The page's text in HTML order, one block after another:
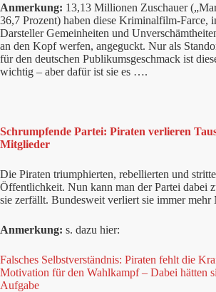
Anmerkung: 13,13 Millionen Zuschauer
36,7 Prozent) haben diese Kriminalfilm-Farce,
Darsteller Gemeinheiten und
an den Kopf werfen, angeguckt. Nur als
für den deutschen Publikumsgeschmack ist
wichtig – aber dafür ist sie es ….
Schrumpfende Partei: Piraten verlieren
Mitglieder
Die Piraten triumphierten, rebellierten und
Öffentlichkeit. Nun kann man der Partei dabei
sie zerfällt. Bundesweit verliert sie immer mehr
Anmerkung: s. dazu hier:
Falsches Selbstverständnis: Piraten fehlt die
Motivation für den Wahlkampf – Dabei hätten
Aufgabe